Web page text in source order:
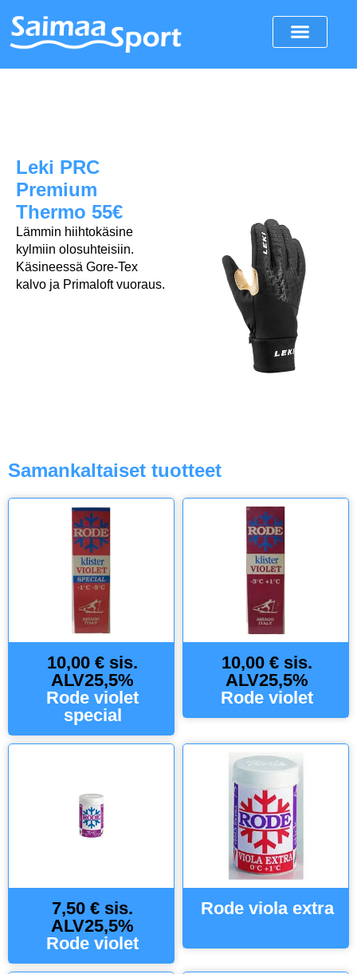
Leki PRC
Premium
Thermo 55€
Lämmin hiihtokäsine
kylmiin olosuhteisiin.
Käsineessä Gore-Tex
kalvo ja Primaloft vuoraus.
Samankaltaiset tuotteet
10,00 € sis.
ALV25,5%
Rode violet
special
10,00 € sis.
ALV25,5%
Rode violet
7,50 € sis.
ALV25,5%
Rode violet
Rode viola extra